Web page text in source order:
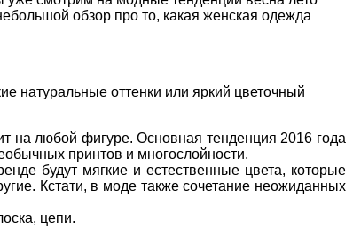
обзор про то, какая женская одежда
натуральные оттенки или яркий цветочный
на любой фигуре. Основная тенденция 2016 года
принтов и многослойности.
будут мягкие и естественные цвета, которые
Кстати, в моде также сочетание неожиданных
цепи.